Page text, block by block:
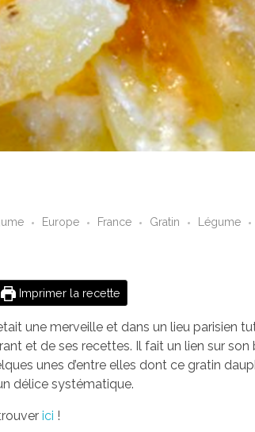
Europe France Gratin Légume
Imprimer la recette
une merveille et dans un lieu parisien
et de ses recettes. Il fait un lien sur son
unes d’entre elles dont ce gratin
délice systématique.
ici !